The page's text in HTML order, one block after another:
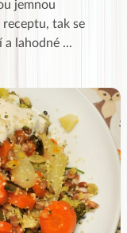
jemnou
tak se
a lahodné ...